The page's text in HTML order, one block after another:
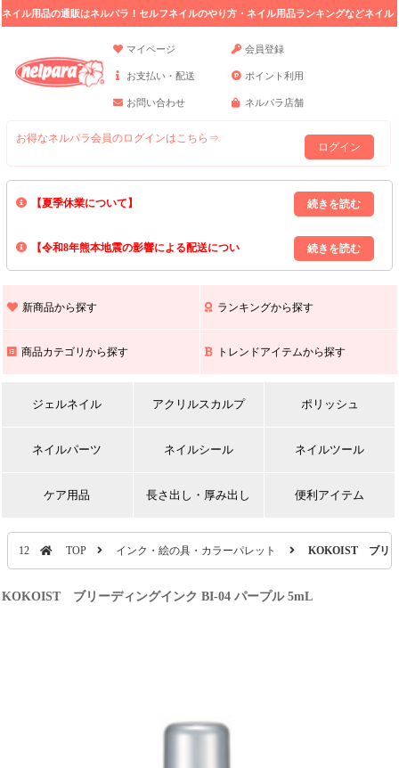
ネイル用品の通販はネルパラ！セルフネイルのやり方・ネイル用品ランキングなどネイル
マイページ
会員登録
お支払い・配送 ポイント利用
お問い合わせ ネルパラ店舗
お得なネルパラ会員のログインはこちら⇒
ログイン
【夏季休業について】
8/13(木)～8/16(日)の間｢出荷業務・お問い合わせ業務｣はお休みいたしま
上記期間中のご注文・お問い合わせは8/17(月)以降の対応となりますので
【令和8年熊本地震の影響による配送につい
また､ 九州全域でお荷物のお届けに遅延が生じております｡
新商品から探す ランキングから探す
商品カテゴリから探す トレンドアイテムから探す
ジェルネイル アクリルスカルプ ポリッシュ
ネイルパーツ ネイルシール ネイルツール
ケア用品 長さ出し・厚み出し 便利アイテム
12 TOP インク・絵の具・カラーパレット KOKOIST ブリー
KOKOIST ブリーディングインク BI-04 パープル 5mL